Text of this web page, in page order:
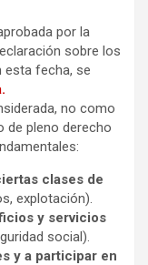
por la
sobre los
esta fecha, se
no como
de pleno derecho
clases de
explotación).
y servicios
social).
y a participar en